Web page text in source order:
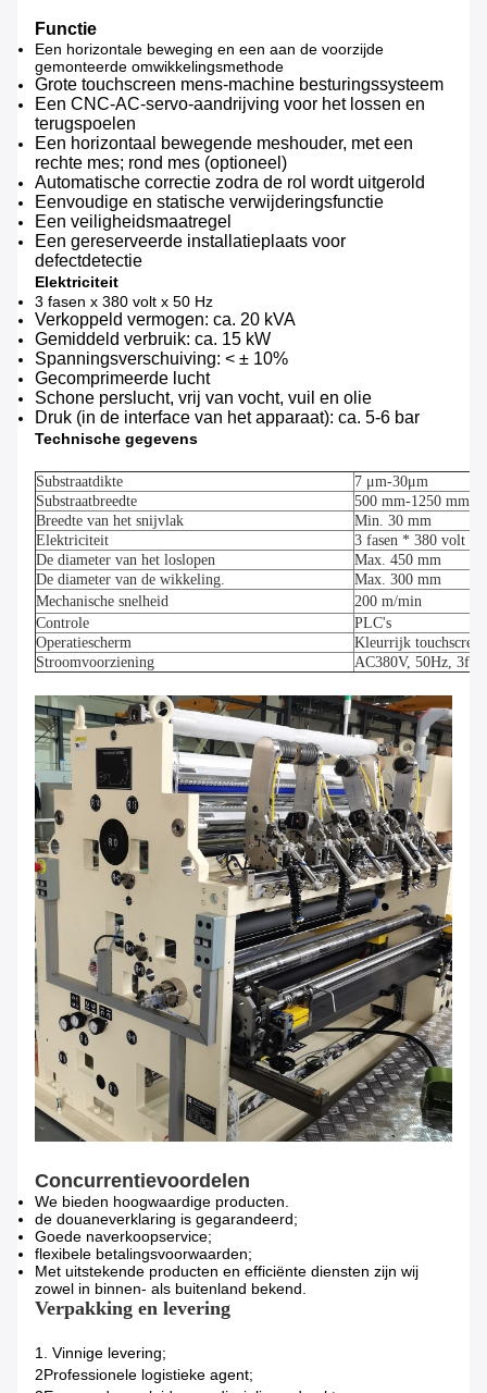
Functie
Een horizontale beweging en een aan de voorzijde
gemonteerde omwikkelingsmethode
Grote touchscreen mens-machine besturingssysteem
Een CNC-AC-servo-aandrijving voor het lossen en
terugspoelen
Een horizontaal bewegende meshouder, met een
rechte mes; rond mes (optioneel)
Automatische correctie zodra de rol wordt uitgerold
Eenvoudige en statische verwijderingsfunctie
Een veiligheidsmaatregel
Een gereserveerde installatieplaats voor
defectdetectie
Elektriciteit
3 fasen x 380 volt x 50 Hz
Verkoppeld vermogen: ca. 20 kVA
Gemiddeld verbruik: ca. 15 kW
Spanningsverschuiving: < ± 10%
Gecomprimeerde lucht
Schone perslucht, vrij van vocht, vuil en olie
Druk (in de interface van het apparaat): ca. 5-6 bar
Technische gegevens
Substraatdikte 7 μm-30μm
Substraatbreedte
500 mm-1250 mm
Breedte van het snijvlak
Min. 30 mm
Elektriciteit
3 fasen * 380 volt *
De diameter van het loslopen
Max. 450 mm
De diameter van de wikkeling.
Max. 300 mm
Mechanische snelheid
200 m/min
Controle
PLC's
Operatiescherm
Kleurrijk
Stroomvoorziening
AC380V, 50Hz,
Concurrentievoordelen
We bieden hoogwaardige producten.
de douaneverklaring is gegarandeerd;
Goede naverkoopservice;
flexibele betalingsvoorwaarden;
Met uitstekende producten en efficiënte diensten zijn wij
zowel in binnen- als buitenland bekend.
Verpakking en levering
1. Vinnige levering;
2Professionele logistieke agent;